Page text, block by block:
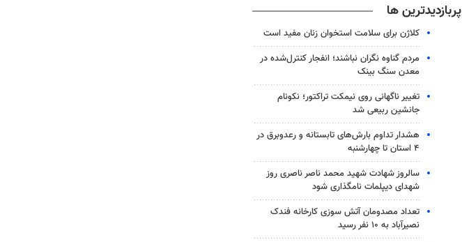
پربازدیدترین ها
کلاژن برای سلامت استخوان زنان مفید است
مردم گناوه نگران نباشند؛ انفجار کنترل‌شده در
معدن سنگ بینک
تغییر ناگهانی روی نیمکت تراکتور؛ نکونام
جانشین ربیعی شد
هشدار تداوم بارش‌های تابستانه و رعدوبرق در
۴ استان تا چهارشنبه
سالروز شهادت شهید محمد ناصر ناصری روز
شهدای دیپلمات نامگذاری شود
تعداد مصدومان آتش سوزی کارخانه فندک
نصیرآباد به ۱۰ نفر رسید